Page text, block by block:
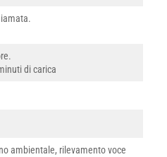
di carica
ambientale, rilevamento voce